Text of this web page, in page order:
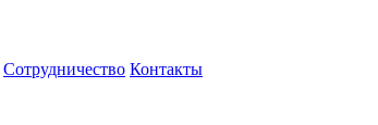
Сотрудничество Контакты